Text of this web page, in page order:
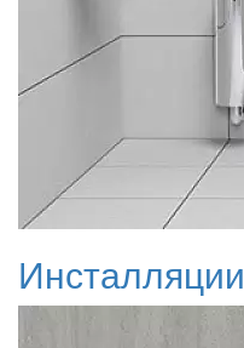
Инсталляции